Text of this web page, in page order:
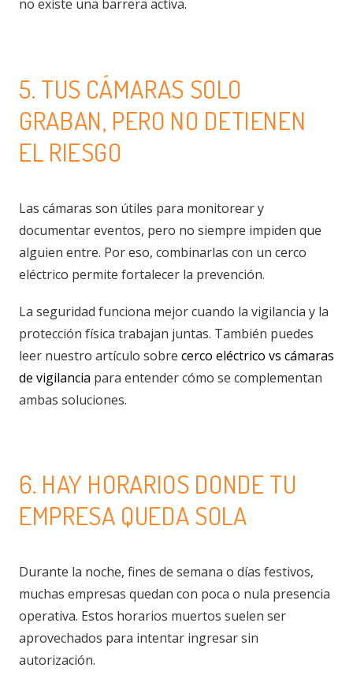
no existe una barrera activa.
5. TUS CÁMARAS SOLO
GRABAN, PERO NO DETIENEN
EL RIESGO
Las cámaras son útiles para monitorear y
documentar eventos, pero no siempre impiden que
alguien entre. Por eso, combinarlas con un cerco
eléctrico permite fortalecer la prevención.
La seguridad funciona mejor cuando la vigilancia y la
protección física trabajan juntas. También puedes
leer nuestro artículo sobre cerco eléctrico vs cámaras
de vigilancia para entender cómo se complementan
ambas soluciones.
6. HAY HORARIOS DONDE TU
EMPRESA QUEDA SOLA
Durante la noche, fines de semana o días festivos,
muchas empresas quedan con poca o nula presencia
operativa. Estos horarios muertos suelen ser
aprovechados para intentar ingresar sin
autorización.